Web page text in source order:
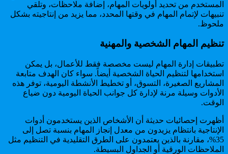
المستخدم من تحديد أولويات المهام، إضافة ملاحظات، وتلقي
تنبيهات لإتمام المهام في وقتها المحدد، مما يزيد من إنتاجيته بشكل
ملحوظ.
تنظيم المهام الشخصية والمهنية
تطبيقات إدارة المهام ليست مخصصة فقط للأعمال، بل يمكن
استخدامها لتنظيم الحياة الشخصية أيضاً. سواء كان الهدف متابعة
المشاريع الصغيرة، التسوق، أو تخطيط الأنشطة اليومية، توفر هذه
الأدوات وسيلة مرنة لإدارة كل جوانب الحياة اليومية دون ضياع
الوقت.
أظهرت إحصائيات حديثة أن الأشخاص الذين يستخدمون أدوات
الإنتاجية بانتظام يزيدون من معدل إنجاز المهام بنسبة تصل إلى
35%، مقارنة بالذين يعتمدون على الطرق التقليدية في التنظيم مثل
الملاحظات الورقية أو الجداول البسيطة.